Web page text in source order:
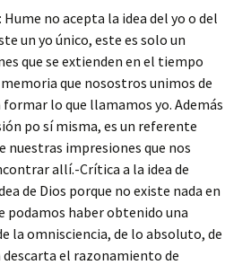
Hume no acepta la idea del yo o del
un yo único, este es solo un
que se extienden en el tiempo
que nosostros unimos de
lo que llamamos yo. Además
po sí misma, es un referente
nuestras impresiones que nos
allí.-Crítica a la idea de
de Dios porque no existe nada en
podamos haber obtenido una
la omnisciencia, de lo absoluto, de
el razonamiento de